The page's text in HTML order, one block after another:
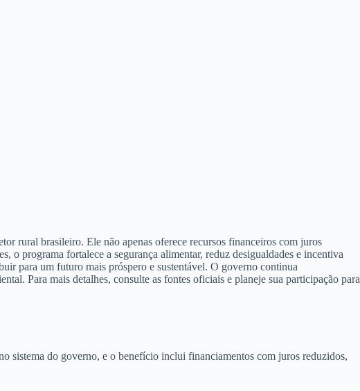
rural brasileiro. Ele não apenas oferece recursos financeiros com juros
o programa fortalece a segurança alimentar, reduz desigualdades e incentiva
para um futuro mais próspero e sustentável. O governo continua
Para mais detalhes, consulte as fontes oficiais e planeje sua participação para
sistema do governo, e o benefício inclui financiamentos com juros reduzidos,